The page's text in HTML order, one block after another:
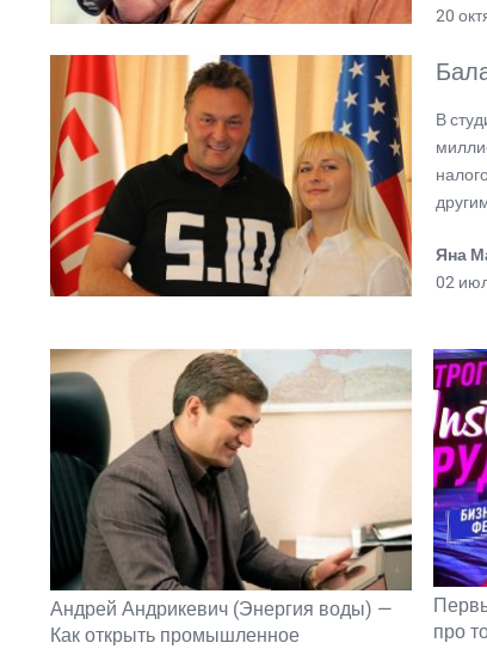
20
В
Яна
02
Андрей Андрикевич (Энергия воды) —
Как открыть промышленное
про